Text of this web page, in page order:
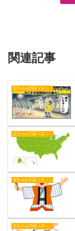
関連記事
父ちゃんの話（タイガース）
父ちゃんの話（タイガース）